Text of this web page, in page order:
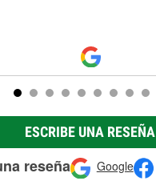
ESCRIBE UNA RESEÑA
reseña Google